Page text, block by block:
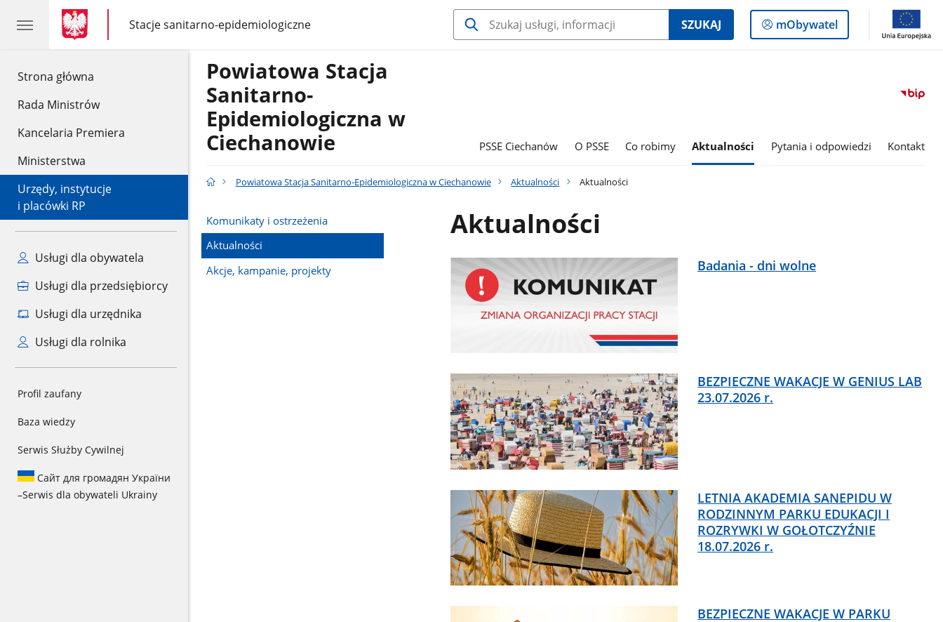
Strona główna
Rada Ministrów
Kancelaria Premiera
Ministerstwa
Urzędy, instytucje
i placówki RP
Usługi dla obywatela
Usługi dla przedsiębiorcy
Usługi dla urzędnika
Usługi dla rolnika
Profil zaufany
Baza wiedzy
Serwis Służby Cywilnej
Сайт для громадян України
–Serwis dla obywateli Ukrainy
gov.pl
gov.pl
Stacje sanitarno-epidemiologiczne
gov.pl
Stacje
sanitarno-
epidemiologiczne
SZUKAJ
Logowanie
do
mObywatel
Powiatowa Stacja
Sanitarno-
Epidemiologiczna w
Ciechanowie
PSSE Ciechanów O PSSE Co robimy Aktualności Pytania i odpowiedzi Kontakt
Powiatowa Stacja Sanitarno-Epidemiologiczna w Ciechanowie Aktualności Aktualności
Komunikaty i ostrzeżenia
Aktualności
Akcje, kampanie, projekty
Aktualności
Badania - dni wolne
BEZPIECZNE WAKACJE W GENIUS LAB
23.07.2026 r.
LETNIA AKADEMIA SANEPIDU W
RODZINNYM PARKU EDUKACJI I
ROZRYWKI W GOŁOTCZYŹNIE
18.07.2026 r.
BEZPIECZNE WAKACJE W PARKU